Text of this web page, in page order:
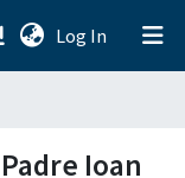
Log In (current)
Ioan